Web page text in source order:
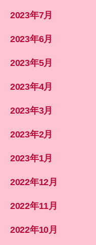
2023年7月
2023年6月
2023年5月
2023年4月
2023年3月
2023年2月
2023年1月
2022年12月
2022年11月
2022年10月